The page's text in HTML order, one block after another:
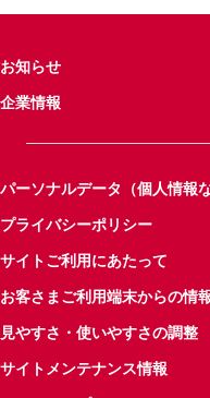
お知らせ
企業情報
パーソナルデータ（個人情報
プライバシーポリシー
サイトご利用にあたって
お客さまご利用端末からの情
見やすさ・使いやすさの調整
サイトメンテナンス情報